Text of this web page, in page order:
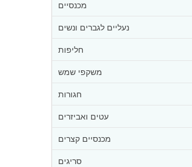
מכנסיים
נעליים לגברים ונשים
חליפות
משקפי שמש
חגורות
עטים ואביזרים
מכנסיים קצרים
סריגים